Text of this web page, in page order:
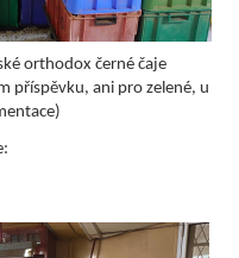
orthodox černé čaje
příspěvku, ani pro zelené, u